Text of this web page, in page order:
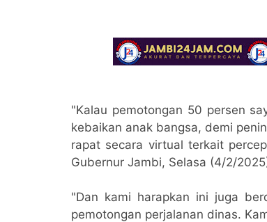
"Kalau pemotongan 50 persen
kebaikan anak bangsa, demi
rapat secara virtual terkait
Gubernur Jambi, Selasa (4/2/
"Dan kami harapkan ini juga
pemotongan perjalanan dinas.